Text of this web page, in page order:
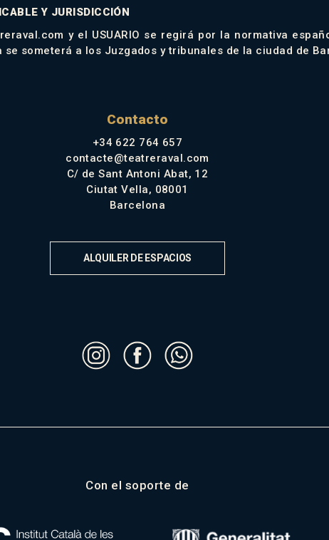
Y JURISDICCIÓN
y el USUARIO se regirá por la normativa
someterá a los Juzgados y tribunales de la ciudad de
Contacto
+34 622 764 657
contacte@teatreraval.com
C/ de Sant Antoni Abat, 12
Ciutat Vella, 08001
Barcelona
ALQUILER DE ESPACIOS
Con el soporte de